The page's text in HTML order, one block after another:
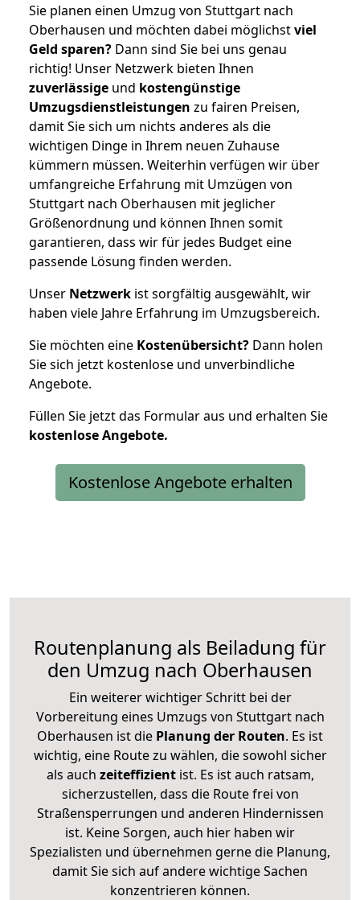
Sie planen einen Umzug von Stuttgart nach
Oberhausen und möchten dabei möglichstviel
Geld sparen? Dann sind Sie bei uns genau
richtig! Unser Netzwerk bieten Ihnen
zuverlässige und kostengünstige
Umzugsdienstleistungen zu fairen Preisen,
damit Sie sich um nichts anderes als die
wichtigen Dinge in Ihrem neuen Zuhause
kümmern müssen. Weiterhin verfügen wir über
umfangreiche Erfahrung mit Umzügen von
Stuttgart nach Oberhausen mit jeglicher
Größenordnung und können Ihnen somit
garantieren, dass wir für jedes Budget eine
passende Lösung finden werden.
Unser Netzwerk ist sorgfältig ausgewählt, wir
haben viele Jahre Erfahrung im Umzugsbereich.
Sie möchten eine Kostenübersicht? Dann holen
Sie sich jetzt kostenlose und unverbindliche
Angebote.
Füllen Sie jetzt das Formular aus und erhalten Sie
kostenloseAngebote.
Kostenlose Angebote erhalten
Routenplanung als Beiladung für
den Umzug nach Oberhausen
Ein weiterer wichtiger Schritt bei der
Vorbereitung eines Umzugs von Stuttgart nach
Oberhausen ist die Planung der Routen. Es ist
wichtig, eine Route zu wählen, die sowohl sicher
als auch zeiteffizientist. Es ist auch ratsam,
sicherzustellen, dass die Route frei von
Straßensperrungen und anderen Hindernissen
ist. Keine Sorgen, auch hier haben wir
Spezialisten und übernehmen gerne die Planung,
damit Sie sich auf andere wichtige Sachen
konzentrieren können.